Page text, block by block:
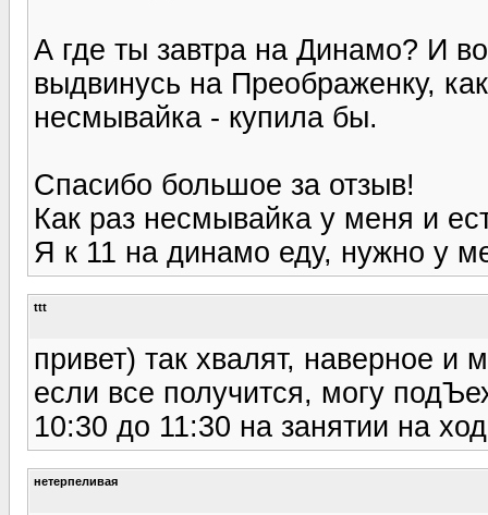
А где ты завтра на Динамо? И
выдвинусь на Преображенку,
несмывайка - купила бы.
Спасибо большое за отзыв!
Как раз несмывайка у меня и
Я к 11 на динамо еду, нужно у
ttt
привет) так хвалят, наверное и
если все получится, могу
10:30 до 11:30 на занятии на
нетерпеливая